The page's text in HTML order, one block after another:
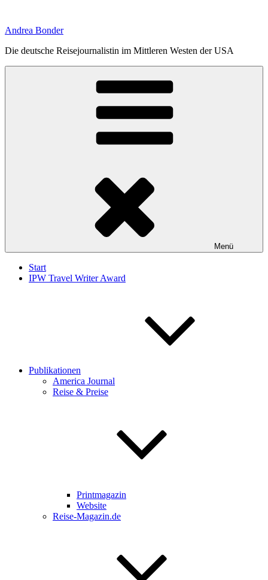
springen
Andrea Bonder
Die deutsche Reisejournalistin im Mittleren Westen der USA
Menü
Start
IPW Travel Writer Award
Publikationen
America Journal
Reise & Preise
Printmagazin
Website
Reise-Magazin.de